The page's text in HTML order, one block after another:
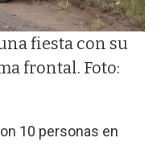
fiesta con su
frontal. Foto:
10 personas en